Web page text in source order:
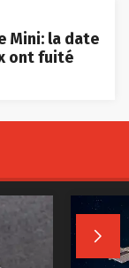
Mini: la date
ont fuité
